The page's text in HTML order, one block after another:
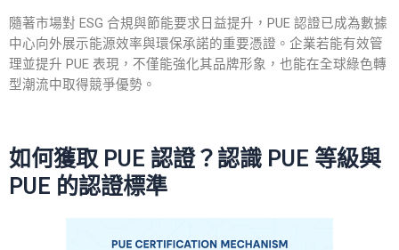
隨著市場對 ESG 合規與節能要求日益提升，PUE 認證已成為數據
中心向外展示能源效率與環保承諾的重要憑證。企業若能有效管
理並提升 PUE 表現，不僅能強化其品牌形象，也能在全球綠色轉
型潮流中取得競爭優勢。
如何獲取 PUE 認證？認識 PUE 等級與
PUE 的認證標準